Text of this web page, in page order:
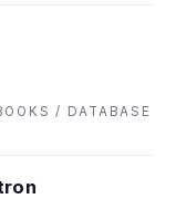
/ DATABASE